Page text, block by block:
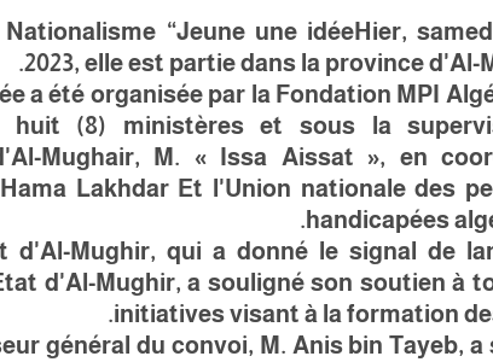
Nationalisme “Jeune une idéeHier,
2023, elle est partie dans la province d'Al-
a été organisée par la Fondation MPI
huit (8) ministères et sous la
Mughair, M. « Issa Aissat », en
Hama LakhdarEt l'Union nationale des
handicapées
d'Al-Mughir, qui a donné le signal de
d'Al-Mughir, a souligné son soutien à
initiatives visant à la formation
général du convoi, M. Anis bin Tayeb, a